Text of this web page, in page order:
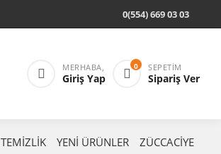
0(554) 669 03 03
MERHABA,
Giriş Yap
0 SEPETIM
Sipariş Ver
TEMİZLİK YENİ ÜRÜNLER ZÜCCACİYE